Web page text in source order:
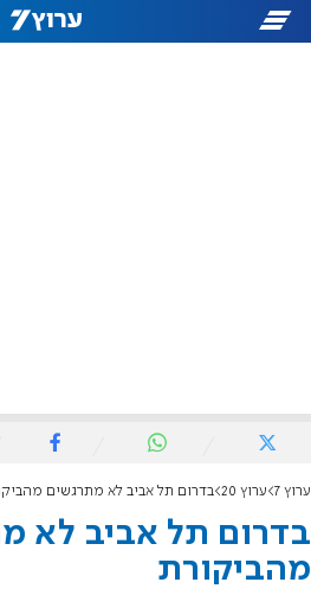
ערוץ 7 ערוץ 20 בדרום תל אביב לא מתרגשים
בדרום תל אביב לא
מהביקורת